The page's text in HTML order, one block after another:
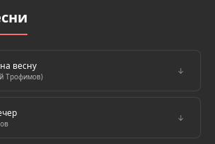
весну
Трофимов)
↓
↓